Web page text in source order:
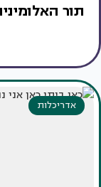
תור
אדריכלות